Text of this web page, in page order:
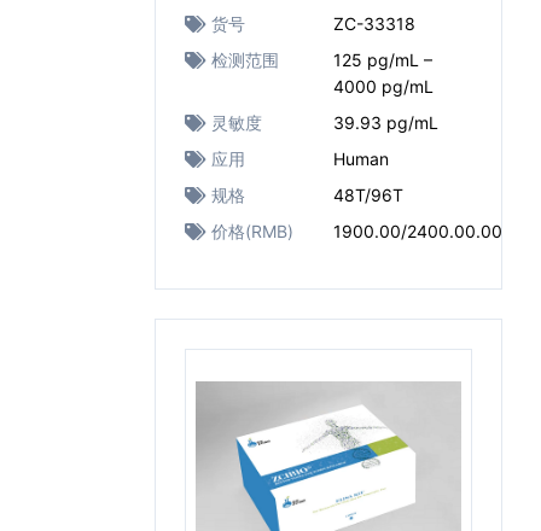
货号
ZC-33318
检测范围
125 pg/mL –
4000 pg/mL
灵敏度
39.93 pg/mL
应用
Human
规格
48T/96T
价格(RMB)
1900.00/2400.00.00